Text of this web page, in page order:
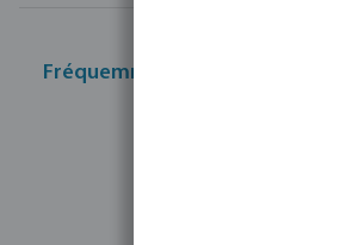
Fréquemment achetés ensemble